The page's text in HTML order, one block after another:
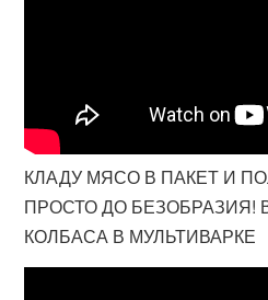
КЛАДУ МЯСО В ПАКЕТ И
ПРОСТО ДО
КОЛБАСА В МУЛЬТИВАРКЕ